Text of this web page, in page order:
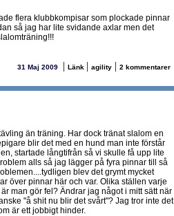
flera klubbkompisar som plockade pinnar
så jag har lite svidande axlar men det
31 Maj 2009 | Länk | agility| 2 kommentarer
än träning. Har dock tränat slalom en
blir det med en hund man inte förstår
startade långtifrån så vi skulle få upp lite
alls så jag lägger på fyra pinnar till så
blev det grymt mycket
över pinnar här och var. Olika ställen varje
man gör fel? Ändrar jag något i mitt sätt när
"å shit nu blir det svårt"? Jag tror inte det
är ett jobbigt hinder.